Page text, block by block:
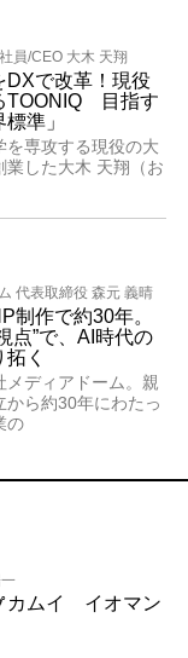
員/CEO 大木 天翔
DXで改革！現役
TOONIQ 目指す
準」
専攻する現役の大
した大木 天翔（お
代表取締役 森元 義晴
制作で約30年。
点”で、AI時代の
く
メディアドーム。親
ら約30年にわたっ
の
カムイ イオマン